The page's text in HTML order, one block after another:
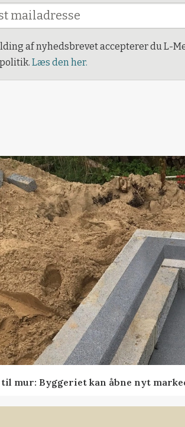
af nyhedsbrevet accepterer du L-
Læs den her.
mur: Byggeriet kan åbne nyt